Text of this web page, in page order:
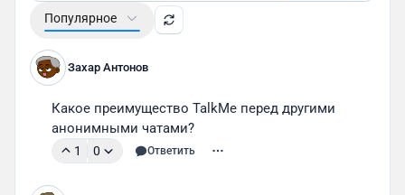
Популярное
Захар Антонов
Какое преимущество TalkMe перед другими
анонимными чатами?
1 0 Ответить